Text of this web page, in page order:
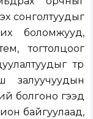
сонголтуудыг
боломжууд,
тогтолцоог
төр
болгоно гээд
байгуулаад,